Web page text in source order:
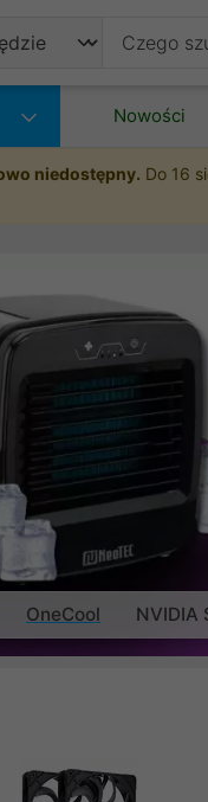
Nowości
niedostępny. Do 16
OneCool NVIDIA